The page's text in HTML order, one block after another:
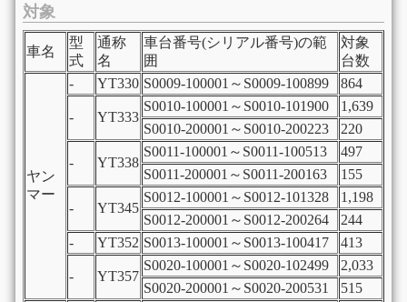
対象
車名
型
式
通称
名
車台番号(シリアル番号)の範
囲
対象
台数
ヤン
マー
- YT330 S0009-100001～S0009-100899 864
- YT333
S0010-100001～S0010-101900
1,639
S0010-200001～S0010-200223
220
- YT338
S0011-100001～S0011-100513
497
S0011-200001～S0011-200163
155
- YT345
S0012-100001～S0012-101328
1,198
S0012-200001～S0012-200264
244
-
YT352 S0013-100001～S0013-100417 413
- YT357
S0020-100001～S0020-102499
2,033
S0020-200001～S0020-200531
515